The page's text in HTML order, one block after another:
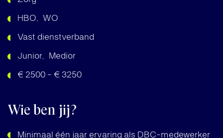
HBO WO
Vast dienstverband
Junior Medior
€ 2500 - € 3250
Wie ben jij?
Minimaal één jaar ervaring als DBC-medewerker